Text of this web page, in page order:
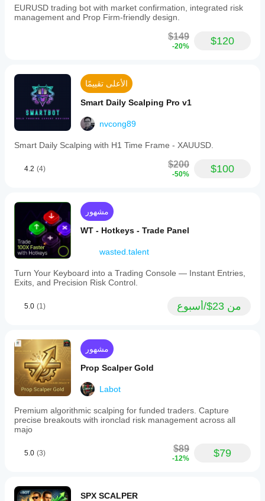
على
ظروف
يساعدك
اختبار
البوت في
بيئتك
الخاصة
في
الفعلي.
EURUSD trading bot with market confirmation, integrated risk
management and Prop Firm-friendly design.
$149
-20% $120
الأعلى تقييمًا
Smart Daily Scalping Pro v1
nvcong89
Smart Daily Scalping with H1 Time Frame - XAUUSD.
4.2 (4) $200
-50% $100
مشهور
WT - Hotkeys - Trade Panel
wasted.talent
Turn Your Keyboard into a Trading Console — Instant Entries,
Exits, and Precision Risk Control.
5.0 (1) من 23$/أسبوع
مشهور
Prop Scalper Gold
Labot
Premium algorithmic scalping for funded traders. Capture
precise breakouts with ironclad risk management across all
majo
5.0 (3) $89
-12% $79
SPX SCALPER